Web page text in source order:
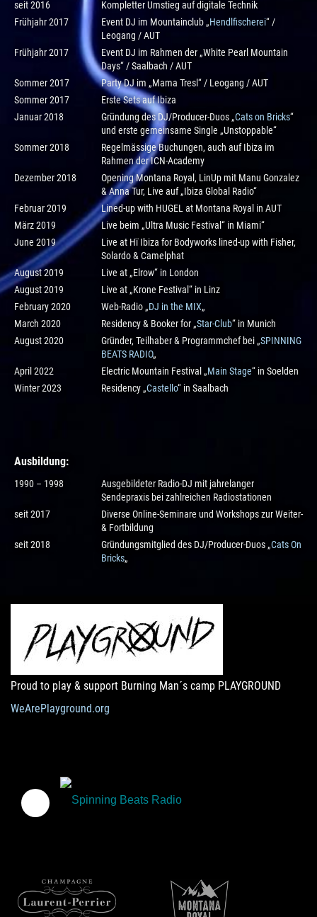
seit 2016
Kompletter Umstieg auf digitale Technik
Frühjahr 2017
Event DJ im Mountainclub „Hendlfischerei“ /
Leogang / AUT
Frühjahr 2017
Event DJ im Rahmen der „White Pearl Mountain
Days“ / Saalbach / AUT
Sommer 2017
Party DJ im „Mama Tresl“ / Leogang / AUT
Sommer 2017
Erste Sets auf Ibiza
Januar 2018
Gründung des DJ/Producer-Duos „Cats on Bricks“
und erste gemeinsame Single „Unstoppable“
Sommer 2018
Regelmässige Buchungen, auch auf Ibiza im
Rahmen der ICN-Academy
Dezember 2018
Opening Montana Royal, LinUp mit Manu Gonzalez
& Anna Tur, Live auf „Ibiza Global Radio“
Februar 2019
Lined-up with HUGEL at Montana Royal in AUT
März 2019
Live beim „Ultra Music Festival“ in Miami“
June 2019
Live at Hï Ibiza for Bodyworks lined-up with Fisher,
Solardo & Camelphat
August 2019
Live at „Elrow“ in London
August 2019
Live at „Krone Festival“ in Linz
February 2020
Web-Radio „DJ in the MIX„
March 2020
Residency & Booker for „Star-Club“ in Munich
August 2020
Gründer, Teilhaber & Programmchef bei „SPINNING
BEATS RADIO„
April 2022
Electric Mountain Festival „Main Stage“ in Soelden
Winter 2023
Residency „Castello“ in Saalbach
Ausbildung:
1990 – 1998
Ausgebildeter Radio-DJ mit jahrelanger
Sendepraxis bei zahlreichen Radiostationen
seit 2017
Diverse Online-Seminare und Workshops zur Weiter-
& Fortbildung
seit 2018
Gründungsmitglied des DJ/Producer-Duos „Cats On
Bricks„
Proud to play & support Burning Man´s camp PLAYGROUND
WeArePlayground.org